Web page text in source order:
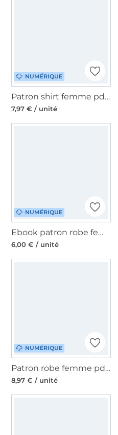
NUMÉRIQUE
Patron shirt femme pdf Solea Lillesol & Pelle, en allemand
7,97 € / unité
NUMÉRIQUE
Ebook patron robe femme pdf Evelon My Image S1304, en français
6,00 € / unité
NUMÉRIQUE
Patron robe femme pdf Serra Erbsünde, en allemand
8,97 € / unité